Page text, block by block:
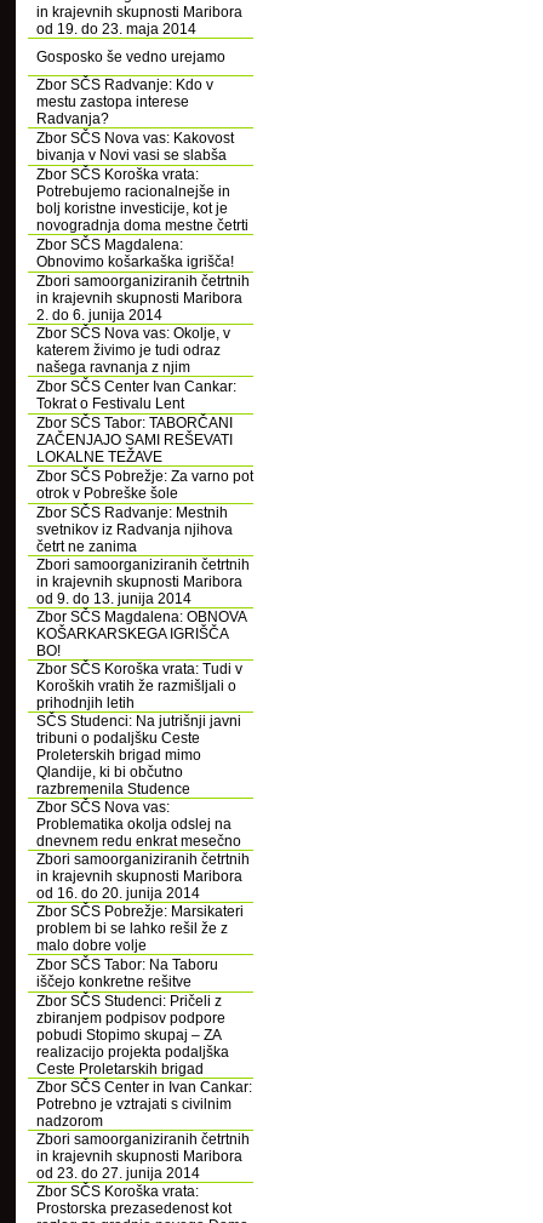
in krajevnih skupnosti Maribora
od 19. do 23. maja 2014
Gosposko še vedno urejamo
Zbor SČS Radvanje: Kdo v
mestu zastopa interese
Radvanja?
Zbor SČS Nova vas: Kakovost
bivanja v Novi vasi se slabša
Zbor SČS Koroška vrata:
Potrebujemo racionalnejše in
bolj koristne investicije, kot je
novogradnja doma mestne četrti
Zbor SČS Magdalena:
Obnovimo košarkaška igrišča!
Zbori samoorganiziranih četrtnih
in krajevnih skupnosti Maribora
2. do 6. junija 2014
Zbor SČS Nova vas: Okolje, v
katerem živimo je tudi odraz
našega ravnanja z njim
Zbor SČS Center Ivan Cankar:
Tokrat o Festivalu Lent
Zbor SČS Tabor: TABORČANI
ZAČENJAJO SAMI REŠEVATI
LOKALNE TEŽAVE
Zbor SČS Pobrežje: Za varno pot
otrok v Pobreške šole
Zbor SČS Radvanje: Mestnih
svetnikov iz Radvanja njihova
četrt ne zanima
Zbori samoorganiziranih četrtnih
in krajevnih skupnosti Maribora
od 9. do 13. junija 2014
Zbor SČS Magdalena: OBNOVA
KOŠARKARSKEGA IGRIŠČA
BO!
Zbor SČS Koroška vrata: Tudi v
Koroških vratih že razmišljali o
prihodnjih letih
SČS Studenci: Na jutrišnji javni
tribuni o podaljšku Ceste
Proleterskih brigad mimo
Qlandije, ki bi občutno
razbremenila Studence
Zbor SČS Nova vas:
Problematika okolja odslej na
dnevnem redu enkrat mesečno
Zbori samoorganiziranih četrtnih
in krajevnih skupnosti Maribora
od 16. do 20. junija 2014
Zbor SČS Pobrežje: Marsikateri
problem bi se lahko rešil že z
malo dobre volje
Zbor SČS Tabor: Na Taboru
iščejo konkretne rešitve
Zbor SČS Studenci: Pričeli z
zbiranjem podpisov podpore
pobudi Stopimo skupaj – ZA
realizacijo projekta podaljška
Ceste Proletarskih brigad
Zbor SČS Center in Ivan Cankar:
Potrebno je vztrajati s civilnim
nadzorom
Zbori samoorganiziranih četrtnih
in krajevnih skupnosti Maribora
od 23. do 27. junija 2014
Zbor SČS Koroška vrata:
Prostorska prezasedenost kot